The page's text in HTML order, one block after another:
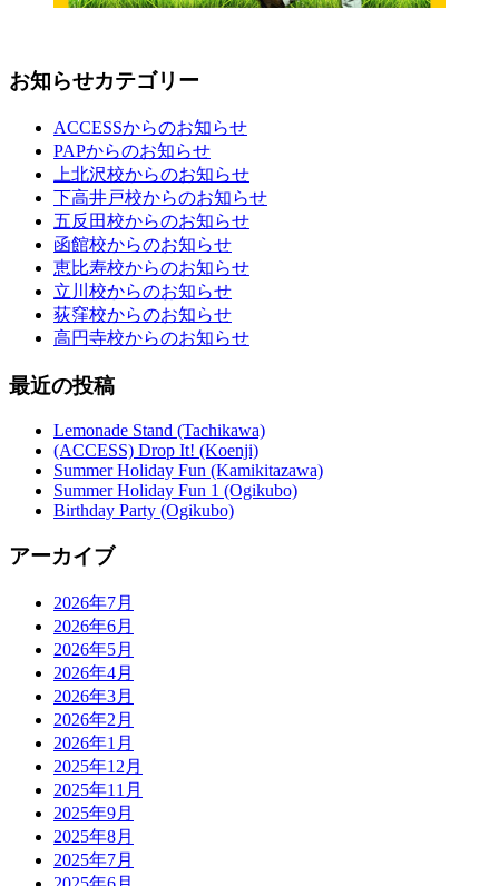
お知らせカテゴリー
ACCESSからのお知らせ
PAPからのお知らせ
上北沢校からのお知らせ
下高井戸校からのお知らせ
五反田校からのお知らせ
函館校からのお知らせ
恵比寿校からのお知らせ
立川校からのお知らせ
荻窪校からのお知らせ
高円寺校からのお知らせ
最近の投稿
Lemonade Stand (Tachikawa)
(ACCESS) Drop It! (Koenji)
Summer Holiday Fun (Kamikitazawa)
Summer Holiday Fun 1 (Ogikubo)
Birthday Party (Ogikubo)
アーカイブ
2026年7月
2026年6月
2026年5月
2026年4月
2026年3月
2026年2月
2026年1月
2025年12月
2025年11月
2025年9月
2025年8月
2025年7月